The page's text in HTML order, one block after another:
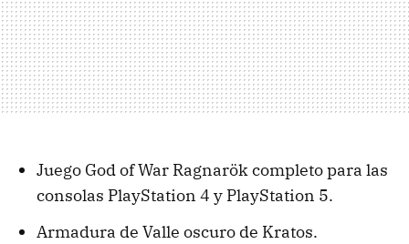
Juego God of War Ragnarök completo para las
consolas PlayStation 4 y PlayStation 5.
Armadura de Valle oscuro de Kratos.